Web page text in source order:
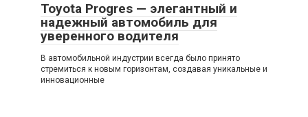
Toyota Progres — элегантный и
надежный автомобиль для
уверенного водителя
В автомобильной индустрии всегда было принято
стремиться к новым горизонтам, создавая уникальные и
инновационные